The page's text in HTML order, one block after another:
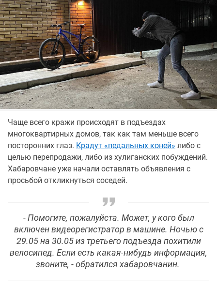
Чаще всего кражи происходят в подъездах
многоквартирных домов, так как там меньше всего
посторонних глаз. Крадут «педальных коней» либо с
целью перепродажи, либо из хулиганских побуждений.
Хабаровчане уже начали оставлять объявления с
просьбой откликнуться соседей.
- Помогите, пожалуйста. Может, у кого был
включен видеорегистратор в машине. Ночью с
29.05 на 30.05 из третьего подъезда похитили
велосипед. Если есть какая-нибудь информация,
звоните, - обратился хабаровчанин.